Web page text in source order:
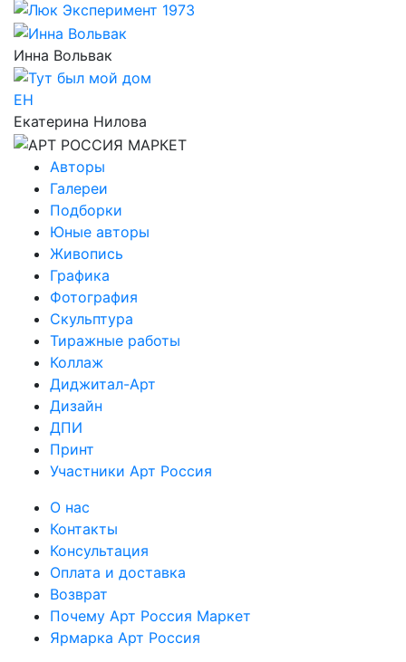
Инна Вольвак
ЕН
Екатерина Нилова
Авторы
Галереи
Подборки
Юные авторы
Живопись
Графика
Фотография
Скульптура
Тиражные работы
Коллаж
Диджитал-Арт
Дизайн
ДПИ
Принт
Участники Арт Россия
О нас
Контакты
Консультация
Оплата и доставка
Возврат
Почему Арт Россия Маркет
Ярмарка Арт Россия